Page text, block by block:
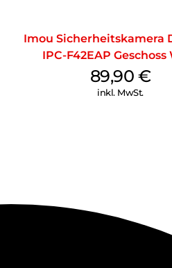
Imou Sicherheitskamera
IPC-F42EAP Geschoss
89,90 €
inkl. MwSt.